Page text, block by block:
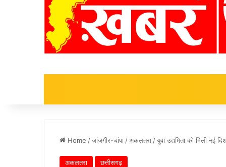
Home /जांजगीर-चांपा /अकलतरा /युवा उद्यमिता को मिली नई
अकलतरा छत्तीसगढ़